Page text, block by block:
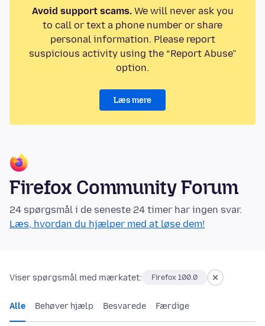
Avoid support scams.We will never ask you
to call or text a phone number or share
personal information. Please report
suspicious activity using the “Report Abuse”
option.
Læs mere
Firefox Community Forum
24 spørgsmål i de seneste 24 timer har ingen svar.
Læs, hvordan du hjælper med at løse dem!
Viser spørgsmål med mærkatet: Firefox 100.0
Alle Behøver hjælp Besvarede Færdige